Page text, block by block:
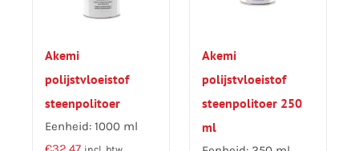
Akemi
polijstvloeistof
steenpolitoer
Eenheid: 1000 ml
Akemi
polijstvloeistof
steenpolitoer 250
ml